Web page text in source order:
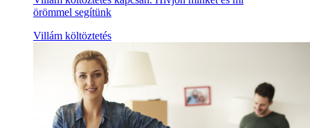
örömmel segítünk
Villám költöztetés